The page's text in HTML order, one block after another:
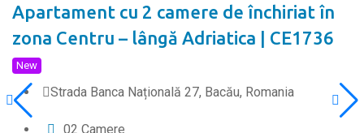
Apartament cu 2 camere de închiriat în
zona Centru – lângă Adriatica | CE1736
New
Strada Banca Națională 27, Bacău, Romania
02Camere